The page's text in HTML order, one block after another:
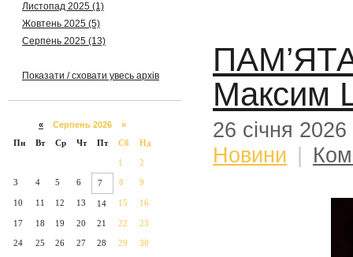
Листопад 2025 (1)
Жовтень 2025 (5)
Серпень 2025 (13)
Показати / сховати увесь архів
« Серпень 2026 »
Пн
Вт Ср Чт Пт Сб Нд
1 2
3 4 5 6 7 8 9
10 11 12 13 14 15 16
17 18 19 20 21 22 23
24 25 26 27 28 29 30
Максим
26 січня 2026
Новини